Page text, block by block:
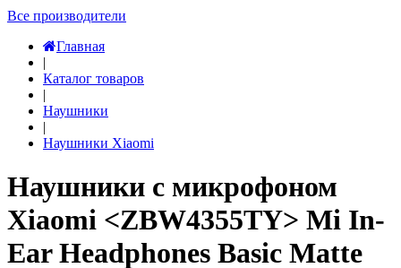
Все производители
Главная
|
Каталог товаров
|
Наушники
|
Наушники Xiaomi
Наушники с микрофоном
Xiaomi <ZBW4355TY> Mi In-
Ear Headphones Basic Matte